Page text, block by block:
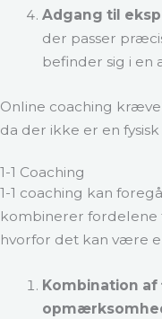
Adgang til
der passer
befinder sig i en
Online coaching
da der ikke er en
1-1 Coaching
1-1 coaching kan
kombinerer fordelene
hvorfor det kan være
Kombination